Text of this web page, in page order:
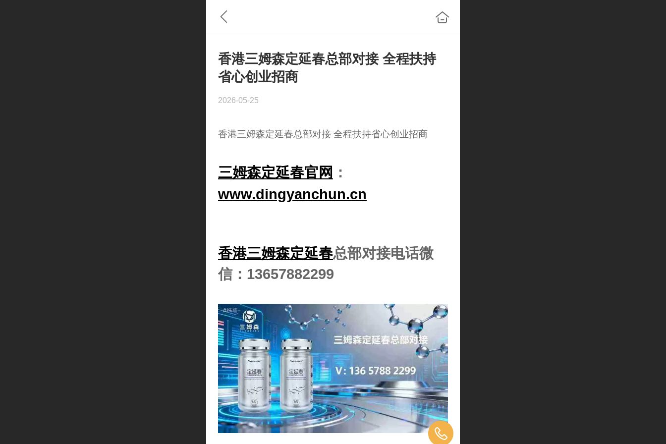
香港三姆森定延春总部对接 全程扶持
省心创业招商
2026-05-25
香港三姆森定延春总部对接 全程扶持省心创业招商
三姆森定延春官网 ：
www.dingyanchun.cn
香港三姆森定延春总部对接电话微
信：13657882299